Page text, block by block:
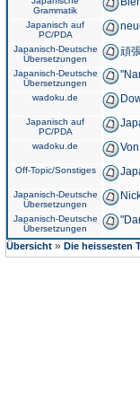
Grammatik
Japanisch auf
PC/PDA
Japanisch-Deutsche
Übersetzungen
頑
Japanisch-Deutsche
Übersetzungen
wadoku.de
Japanisch auf
PC/PDA
wadoku.de
Off-Topic/Sonstiges
Japanisch-Deutsche
Übersetzungen
Japanisch-Deutsche
Übersetzungen
Übersicht » Die heissesten